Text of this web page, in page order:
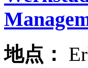
地点：